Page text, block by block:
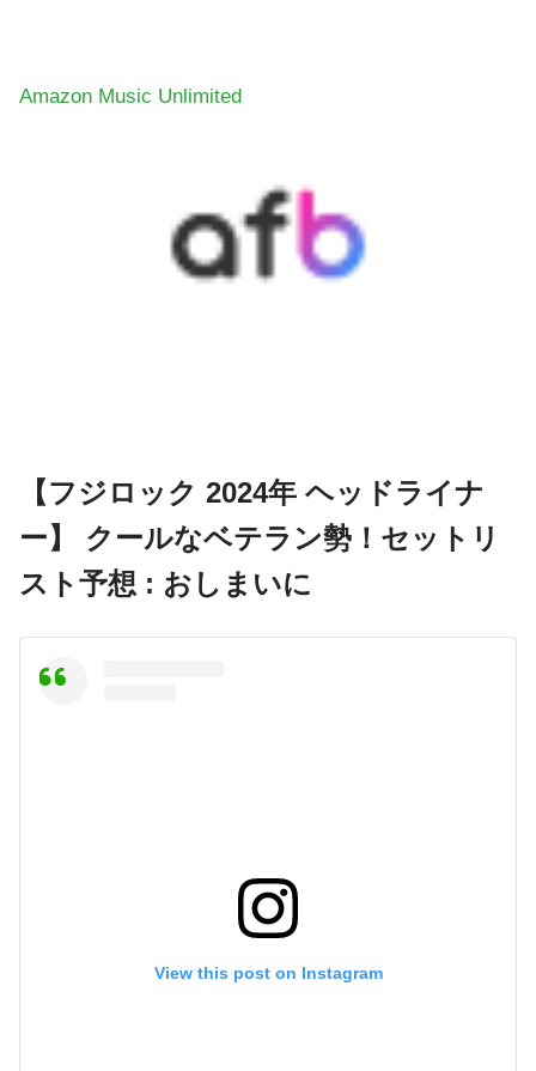
Amazon Music Unlimited
【フジロック 2024年 ヘッドライナ
ー】 クールなベテラン勢！セットリ
スト予想 : おしまいに
View this post on Instagram